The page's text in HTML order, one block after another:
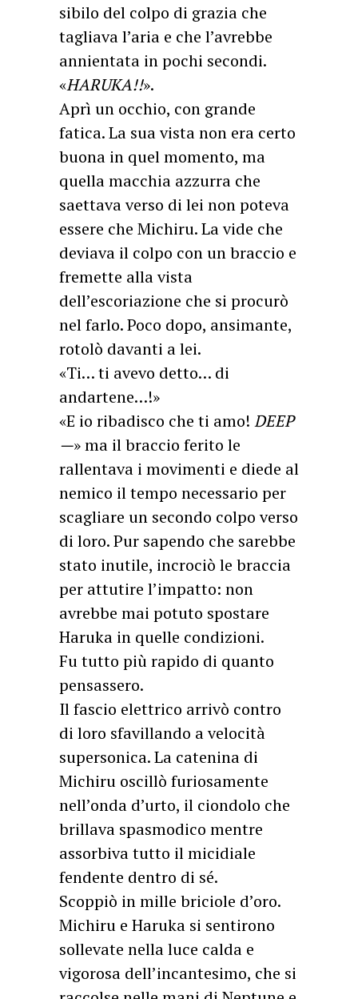
sibilo del colpo di grazia che
tagliava l’aria e che l’avrebbe
annientata in pochi secondi.
«HARUKA!!».
Aprì un occhio, con grande
fatica. La sua vista non era certo
buona in quel momento, ma
quella macchia azzurra che
saettava verso di lei non poteva
essere che Michiru. La vide che
deviava il colpo con un braccio e
fremette alla vista
dell’escoriazione che si procurò
nel farlo. Poco dopo, ansimante,
rotolò davanti a lei.
«Ti… ti avevo detto… di
andartene…!»
«E io ribadisco che ti amo! DEEP
—» ma il braccio ferito le
rallentava i movimenti e diede al
nemico il tempo necessario per
scagliare un secondo colpo verso
di loro. Pur sapendo che sarebbe
stato inutile, incrociò le braccia
per attutire l’impatto: non
avrebbe mai potuto spostare
Haruka in quelle condizioni.
Fu tutto più rapido di quanto
pensassero.
Il fascio elettrico arrivò contro
di loro sfavillando a velocità
supersonica. La catenina di
Michiru oscillò furiosamente
nell’onda d’urto, il ciondolo che
brillava spasmodico mentre
assorbiva tutto il micidiale
fendente dentro di sé.
Scoppiò in mille briciole d’oro.
Michiru e Haruka si sentirono
sollevate nella luce calda e
vigorosa dell’incantesimo, che si